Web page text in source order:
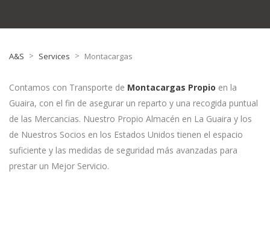
A&S > Services > Montacargas
Contamos con Transporte de Montacargas Propio en la
Guaira, con el fin de asegurar un reparto y una recogida puntual
de las Mercancias. Nuestro Propio Almacén en La Guaira y los
de Nuestros Socios en los Estados Unidos tienen el espacio
suficiente y las medidas de seguridad más avanzadas para
prestar un Mejor Servicio.